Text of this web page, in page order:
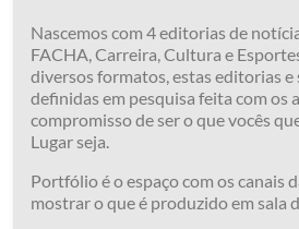
Nascemos com 4 editorias de
FACHA, Carreira, Cultura e
diversos formatos, estas editorias e
definidas em pesquisa feita com os
compromisso de ser o que vocês
Lugar seja.
Portfólio é o espaço com os canais
mostrar o que é produzido em sala